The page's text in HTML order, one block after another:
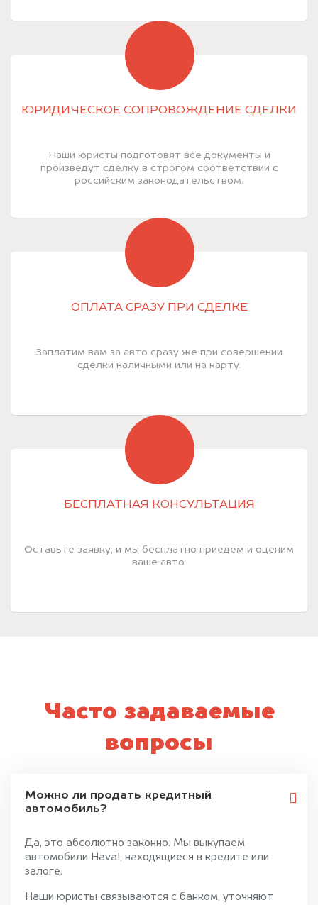
ЮРИДИЧЕСКОЕ СОПРОВОЖДЕНИЕ СДЕЛКИ
Наши юристы подготовят все документы и
произведут сделку в строгом соответствии с
российским законодательством.
ОПЛАТА СРАЗУ ПРИ СДЕЛКЕ
Заплатим вам за авто сразу же при совершении
сделки наличными или на карту.
БЕСПЛАТНАЯ КОНСУЛЬТАЦИЯ
Оставьте заявку, и мы бесплатно приедем и оценим
ваше авто.
Часто задаваемые
вопросы
Можно ли продать кредитный
автомобиль?
Да, это абсолютно законно. Мы выкупаем
автомобили Haval, находящиеся в кредите или
залоге.
Наши юристы связываются с банком, уточняют